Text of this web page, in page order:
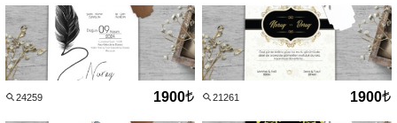
24259 1900 21261 1900